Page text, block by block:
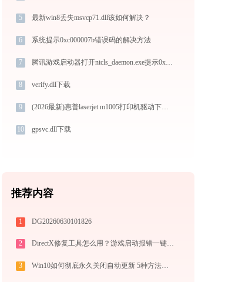
5 最新win8丢失msvcp71.dll该如何解决？
6 系统提示0xc000007b错误码的解决方法
7 腾讯游戏启动器打开ntcls_daemon.exe提示0xc000007b错误码怎么办
8 verify.dll下载
9 (2026最新)惠普laserjet m1005打印机驱动下载安装步骤详细解析（官方64/32位支持）
10 gpsvc.dll下载
推荐内容
1 DG20260630101826
2 DirectX修复工具怎么用？游戏启动报错一键修复全攻略
3 Win10如何彻底永久关闭自动更新 5种方法教你永久关闭win10自动更新